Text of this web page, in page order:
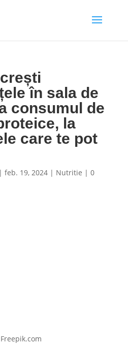
în sala de
consumul de
la
care te pot
| feb. 19, 2024| Nutritie | 0